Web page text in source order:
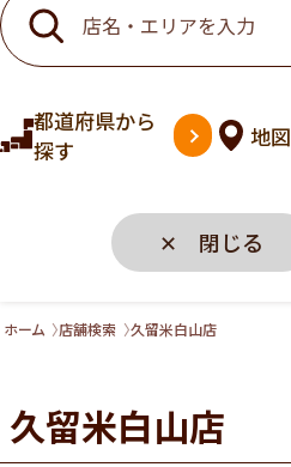
都道府県から
探す
地図
✕ 閉じる
ホーム 店舗検索 久留米白山店
久留米白山店